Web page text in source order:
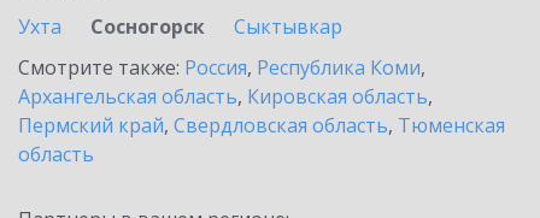
Ухта
Сосногорск
Сыктывкар
Смотрите также: Россия, Республика Коми,
Архангельская область, Кировская область,
Пермский край, Свердловская область, Тюменская
область